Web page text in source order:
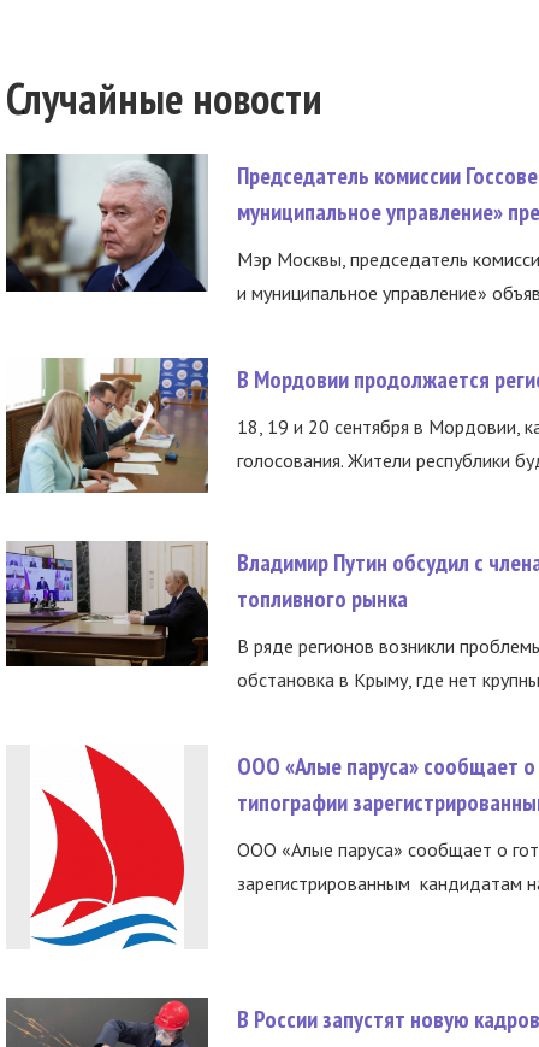
Случайные новости
Председатель комиссии
муниципальное управление»
Мэр Москвы, председатель
и муниципальное управление»
В Мордовии продолжается
18, 19 и 20 сентября в Мордовии,
голосования. Жители республики
Владимир Путин обсудил с
топливного рынка
В ряде регионов возникли
обстановка в Крыму, где нет
ООО «Алые паруса» сообщает о
типографии
ООО «Алые паруса» сообщает о
зарегистрированным кандидатам
В России запустят новую